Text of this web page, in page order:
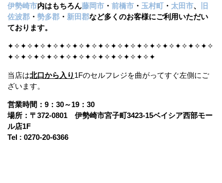
伊勢崎市内はもちろん藤岡市 ・ 前橋市 ・ 玉村町 ・ 太田市、
旧
佐波郡 ・ 勢多郡 ・ 新田郡など多くのお客様にご利用いただい
ております。
✦✧✦✧✦✧✦✧✦✧✦✧✦✧✦✧✦✧✦✧✦✧✦✧✦✧✦✧✦✧✦✧
✦✧✦✧✦✧✦✧✦✧✦✧✦✧✦✧✦✧✦✧✦✧✦
当店は北口から入り 1Fのセルフレジを曲がってすぐ左側にご
ざいます。
営業時間：9：30～19：30
場所：〒372-0801 伊勢崎市宮子町3423-15ベイシア西部モー
ル店1F
Tel : 0270-20-6366